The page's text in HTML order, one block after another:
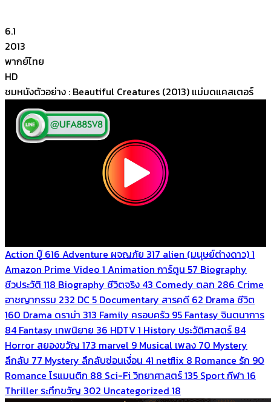
6.1
2013
พากย์ไทย
HD
ชมหนังตัวอย่าง : Beautiful Creatures (2013) แม่มดแคสเตอร์
Action บู๊ 616 Adventure ผจญภัย 317 alien (มนุษย์ต่างดาว)1
Amazon Prime Video 1 Animation การ์ตูน 57 Biography
ชีวประวัติ 118 Biography ชีวิตจริง 43 Comedy ตลก 286 Crime
อาชญากรรม 232 DC 5 Documentary สารคดี 62 Drama ชีวิต
160 Drama ดราม่า 313 Family ครอบครัว 95 Fantasy จินตนาการ
84 Fantasy เทพนิยาย 36 HDTV1 History ประวัติศาสตร์ 84
Horror สยองขวัญ 173 marvel 9 Musical เพลง 70 Mystery
ลึกลับ 77 Mystery ลึกลับซ่อนเงื่อน 41 netflix 8 Romance รัก 90
Romance โรแมนติก 88 Sci-Fi วิทยาศาสตร์135 Sport กีฬา 16
Thriller ระทึกขวัญ 302 Uncategorized 18